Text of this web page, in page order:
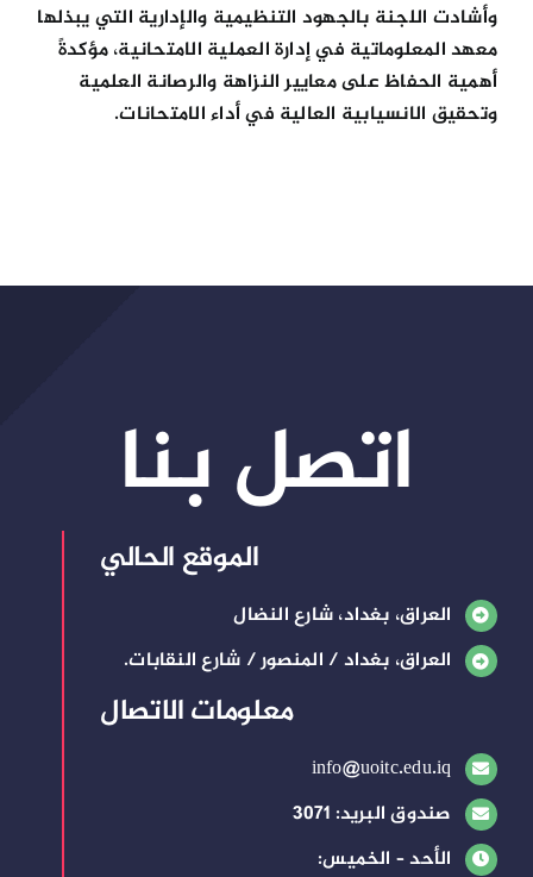
وأشادت اللجنة بالجهود التنظيمية والإدارية التي يبذلها
معهد المعلوماتية في إدارة العملية الامتحانية، مؤكدةً
أهمية الحفاظ على معايير النزاهة والرصانة العلمية
وتحقيق الانسيابية العالية في أداء الامتحانات.
اتصل بنا
الموقع الحالي
العراق، بغداد، شارع النضال
العراق، بغداد / المنصور / شارع النقابات.
معلومات الاتصال
info@uoitc.edu.iq
صندوق البريد: 3071
الأحد – الخميس: